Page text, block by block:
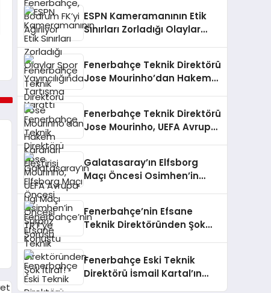
ESPN Kameramanının Etik
Sınırları Zorladığı Olaylar
Fenerbahçe Teknik Direktörü
Jose Mourinho’dan Hakem
Fenerbahçe Teknik Direktörü
Jose Mourinho, UEFA Avrupa
Galatasaray’ın Elfsborg
Maçı Öncesi Osimhen’in
Fenerbahçe’nin Efsane
Teknik Direktöründen Şok
Fenerbahçe Eski Teknik
Direktörü İsmail Kartal’ın